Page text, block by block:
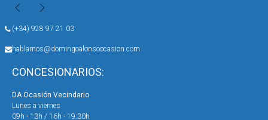
(+34) 928 97 21 03
hablamos@domingoalonsoocasion.com
CONCESIONARIOS:
DA Ocasión Vecindario
Lunes a viernes
09h - 13h / 16h - 19:30h